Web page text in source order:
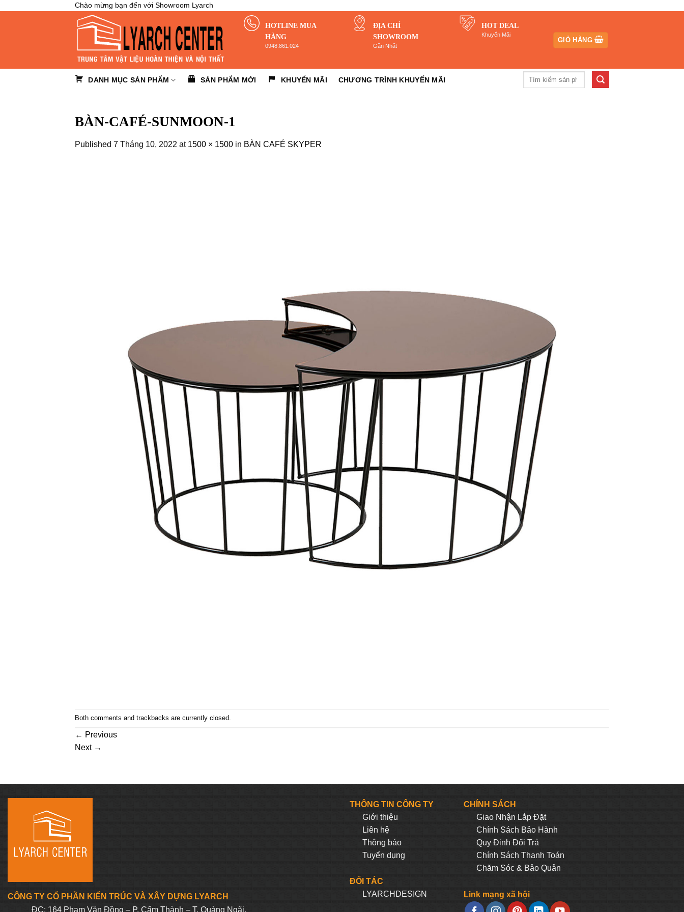
Chào mừng bạn đến với Showroom Lyarch
HOTLINE MUA
HÀNG
0948.861.024
ĐỊA CHỈ
SHOWROOM
Gần Nhất
HOT DEAL
Khuyến Mãi
GIỎ HÀNG
DANH MỤC SẢN PHẨM SẢN PHẨM MỚI KHUYẾN MÃI CHƯƠNG TRÌNH KHUYẾN MÃI
Tìm
BÀN-CAFÉ-SUNMOON-1
Published 7 Tháng 10, 2022 at 1500 × 1500 in BÀN CAFÉ SKYPER
Both comments and trackbacks are currently closed.
← Previous
Next →
CÔNG TY CỔ PHẦN KIẾN TRÚC VÀ XÂY DỰNG LYARCH
ĐC: 164 Phạm Văn Đồng – P. Cẩm Thành – T. Quảng Ngãi.
THÔNG TIN CÔNG TY
Giới thiệu
Liên hệ
Thông báo
Tuyển dụng
ĐỐI TÁC
LYARCHDESIGN
CHÍNH SÁCH
Giao Nhận Lắp Đặt
Chính Sách Bảo Hành
Quy Định Đối Trả
Chính Sách Thanh Toán
Chăm Sóc & Bảo Quản
Link mạng xã hội